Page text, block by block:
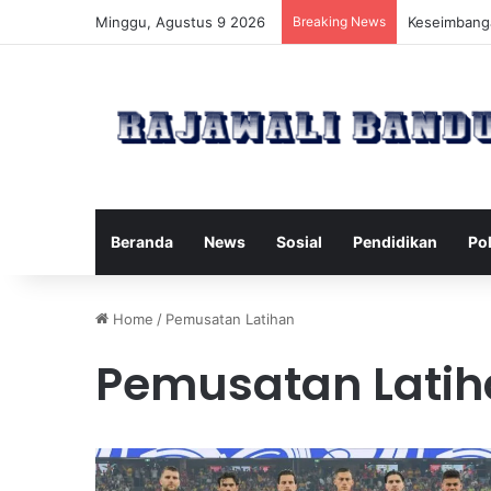
Minggu, Agustus 9 2026 Breaking News Manfaat
Beranda News Sosial Pendidikan
Home / Pemusatan Latihan
Pemusatan